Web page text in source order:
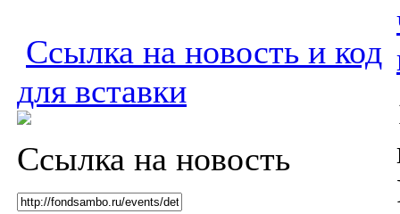
Ссылка на новость и код
для вставки
Ссылка на новость